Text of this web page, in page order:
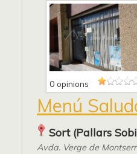
0 opinions
Menú
Sort (Pallars
Avda. Verge de